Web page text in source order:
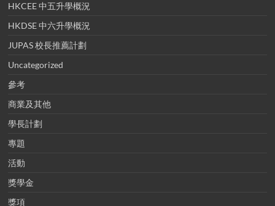
HKCEE 中五升學概況
HKDSE 中六升學概況
JUPAS 校長推薦計劃
Uncategorized
參考
商業及其他
學長計劃
專題
活動
獎學金
獎項